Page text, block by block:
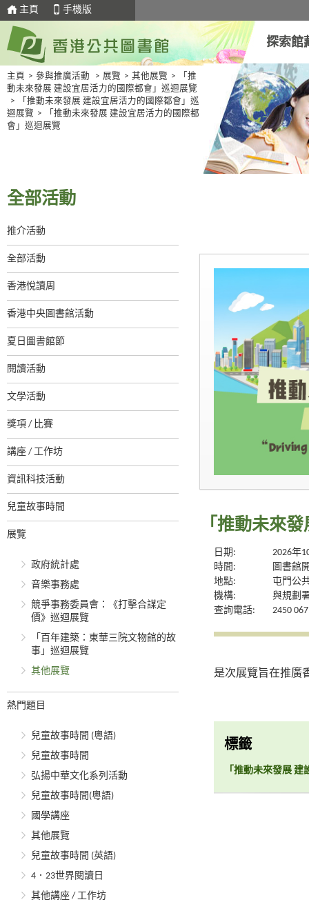
主頁 手機版
探索館
主頁 > 參與推廣活動 > 展覽 > 其他展覽 >
「推
動未來發展 建設宜居活力的國際都會」巡迴展覽
>
「推動未來發展 建設宜居活力的國際都會」巡
迴展覽 >
「推動未來發展 建設宜居活力的國際都
會」巡迴展覽
全部活動
推介活動
全部活動
香港悅讀周
香港中央圖書館活動
夏日圖書館節
閱讀活動
文學活動
獎項 / 比賽
講座 / 工作坊
資訊科技活動
兒童故事時間
展覽
政府統計處
音樂事務處
競爭事務委員會：《打擊合謀定
價》巡迴展覽
「百年建築：東華三院文物館的故
事」巡迴展覽
其他展覽
熱門題目
兒童故事時間 (粵語)
兒童故事時間
弘揚中華文化系列活動
兒童故事時間(粵語)
國學講座
其他展覽
兒童故事時間 (英語)
4．23世界閱讀日
其他講座 / 工作坊
「推動未來
日期:
2026年
時間:
圖書館
地點:
屯門公
機構:
與規劃
查詢電話:
2450
是次展覽旨在推廣
標籤
「推動未來發展